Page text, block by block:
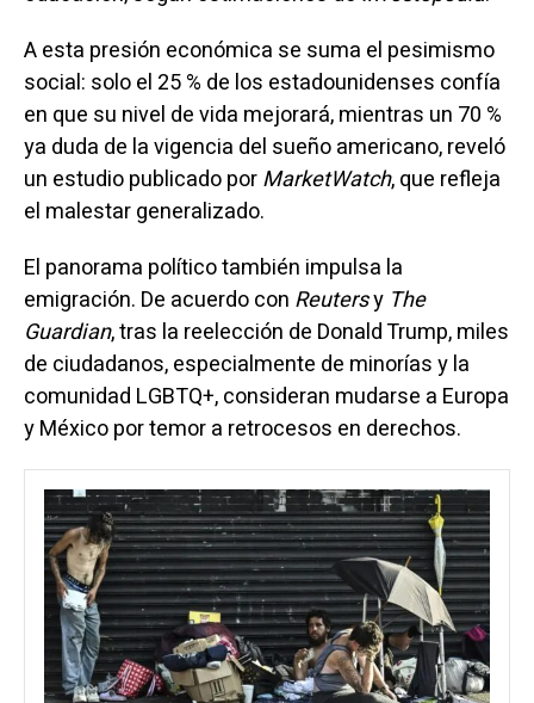
A esta presión económica se suma el pesimismo
social: solo el 25 % de los estadounidenses confía
en que su nivel de vida mejorará, mientras un 70 %
ya duda de la vigencia del sueño americano, reveló
un estudio publicado porMarketWatch, que refleja
el malestar generalizado.
El panorama político también impulsa la
emigración. De acuerdo con Reutersy The
Guardian, tras la reelección de Donald Trump, miles
de ciudadanos, especialmente de minorías y la
comunidad LGBTQ+, consideran mudarse a Europa
y México por temor a retrocesos en derechos.